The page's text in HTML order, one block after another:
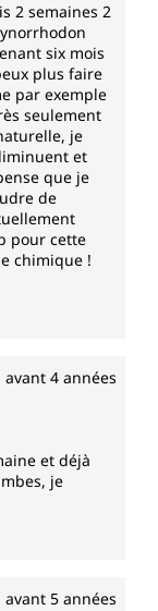
2 semaines 2
six mois
plus faire
par exemple
seulement
je
et
que je
de
pour cette
chimique !
avant 4 années
et déjà
je
avant 5 années